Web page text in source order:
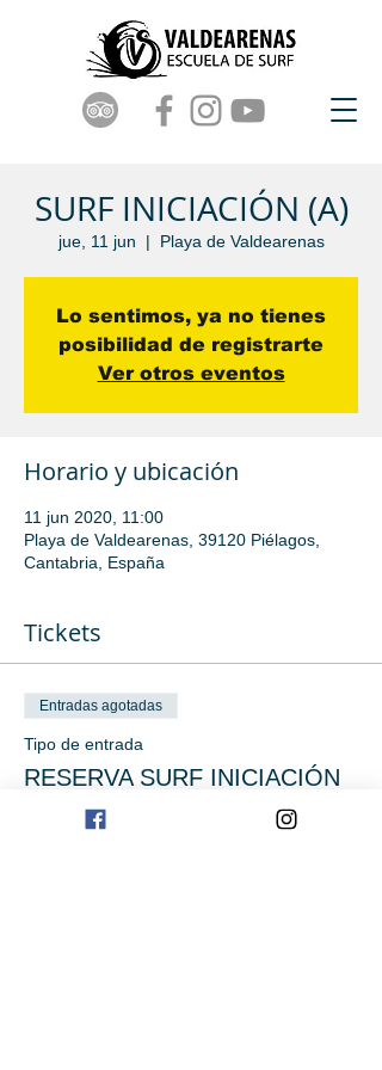
SURF INICIACIÓN (A)
jue, 11 jun
  |
Playa de Valdearenas
Lo sentimos, ya no tienes
posibilidad de registrarte
Ver otros eventos
Horario y ubicación
11 jun 2020, 11:00
Playa de Valdearenas, 39120 Piélagos,
Cantabria, España
Tickets
Entradas agotadas
Tipo de entrada
RESERVA SURF INICIACIÓN